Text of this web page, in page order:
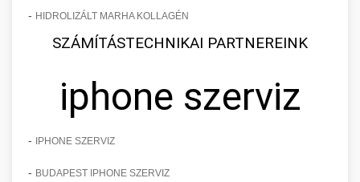
- HIDROLIZÁLT MARHA KOLLAGÉN
SZÁMÍTÁSTECHNIKAI PARTNEREINK
iphone szerviz
- IPHONE SZERVIZ
- BUDAPEST IPHONE SZERVIZ